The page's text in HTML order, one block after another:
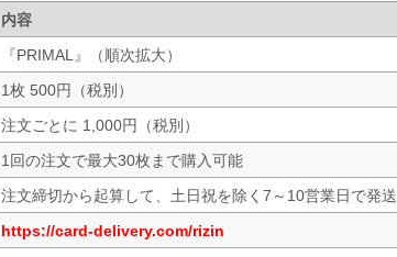
内容
『PRIMAL』（順次拡大）
1枚 500円（税別）
注文ごとに 1,000円（税別）
1回の注文で最大30枚まで購入可能
注文締切から起算して、土日祝を除く7～10営業日で発送
https://card-delivery.com/rizin